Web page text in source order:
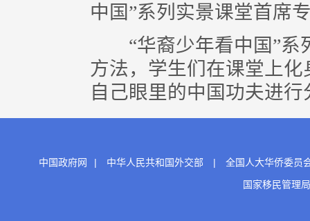
中国”系列实景课堂首席
“华裔少年看中国”系
方法，学生们在课堂上
自己眼里的中国功夫进
中国政府网 | 中华人民共和国外交部 |
全国人大华侨委员
国家移民管理局